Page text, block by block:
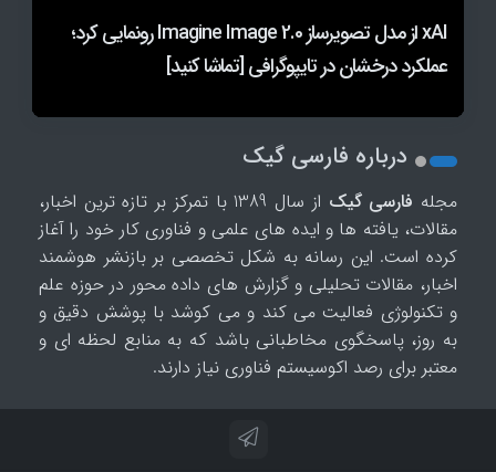
xAI از مدل تصویرساز Imagine Image 2.0 رونمایی کرد؛
عملکرد درخشان در تایپوگرافی [تماشا کنید]
اپل در چین امکان اتصال مک به هوش مصنوعی Qwen
علی‌بابا را فراهم کرد
تحولی در پیش‌بینی توفندها؛ گوگل مدل جدید
WeatherNext را برای تحلیل آب‌وهوا معرفی کرد
روبات ها به جنگ میکروپلاستیک در خاک و آب می روند
درباره فارسی گیک
مجله فارسی گیک
از سال 1389 با تمرکز بر تازه ترین اخبار،
مقالات، یافته ها و ایده های علمی و فناوری کار خود را آغاز
کرده است. این رسانه به شکل تخصصی بر بازنشر هوشمند
اخبار، مقالات تحلیلی و گزارش های داده محور در حوزه علم
و تکنولوژی فعالیت می کند و می کوشد با پوشش دقیق و
به روز، پاسخگوی مخاطبانی باشد که به منابع لحظه ای و
معتبر برای رصد اکوسیستم فناوری نیاز دارند.